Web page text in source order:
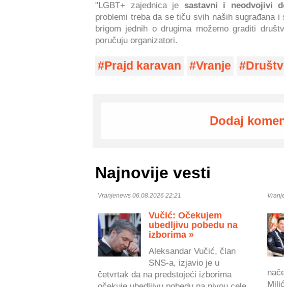
"LGBT+ zajednica je sastavni i neodvojivi
problemi treba da se tiču svih naših sugrađana
brigom jednih o drugima možemo graditi
poručuju organizatori.
Prajd karavan Vranje
Dodaj
Najnovije vesti
Vranjenews 06.08.2026 22:21
Vučić: Očekujem
ubedljivu pobedu na
izborima »
Aleksandar Vučić, član
SNS-a, izjavio je u
četvrtak da na predstojeći izborima